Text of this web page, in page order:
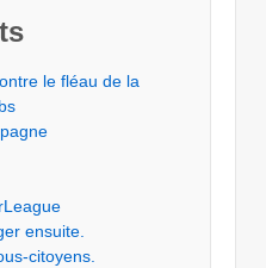
le fléau de la
ensuite.
citoyens.